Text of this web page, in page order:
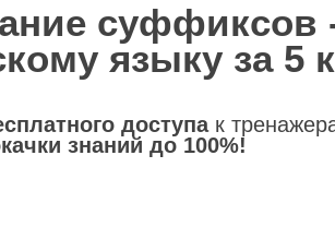
суффиксов
языку за 5
доступак
знаний до 100%!